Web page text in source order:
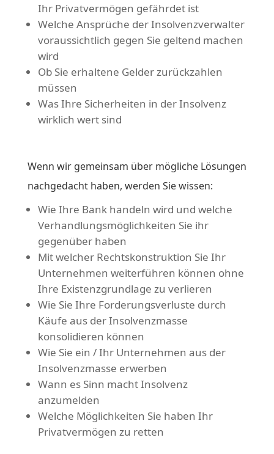
Ihr Privatvermögen gefährdet ist
Welche Ansprüche der Insolvenzverwalter
voraussichtlich gegen Sie geltend machen
wird
Ob Sie erhaltene Gelder zurückzahlen
müssen
Was Ihre Sicherheiten in der Insolvenz
wirklich wert sind
Wenn wir gemeinsam über mögliche Lösungen
nachgedacht haben, werden Sie wissen:
Wie Ihre Bank handeln wird und welche
Verhandlungsmöglichkeiten Sie ihr
gegenüber haben
Mit welcher Rechtskonstruktion Sie Ihr
Unternehmen weiterführen können ohne
Ihre Existenzgrundlage zu verlieren
Wie Sie Ihre Forderungsverluste durch
Käufe aus der Insolvenzmasse
konsolidieren können
Wie Sie ein / Ihr Unternehmen aus der
Insolvenzmasse erwerben
Wann es Sinn macht Insolvenz
anzumelden
Welche Möglichkeiten Sie haben Ihr
Privatvermögen zu retten